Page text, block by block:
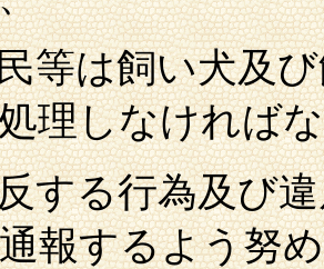
は飼い犬及び
理しなければ
る行為及び違
報するよう努